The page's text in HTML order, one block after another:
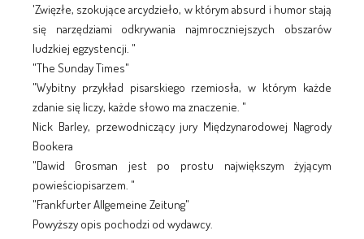
'Zwięzłe, szokujące arcydzieło, w którym absurd i humor stają
się narzędziami odkrywania najmroczniejszych obszarów
ludzkiej egzystencji. "
"The Sunday Times"
"Wybitny przykład pisarskiego rzemiosła, w którym każde
zdanie się liczy, każde słowo ma znaczenie. "
Nick Barley, przewodniczący jury Międzynarodowej Nagrody
Bookera
"Dawid Grosman jest po prostu największym żyjącym
powieściopisarzem. "
"Frankfurter Allgemeine Zeitung"
Powyższy opis pochodzi od wydawcy.